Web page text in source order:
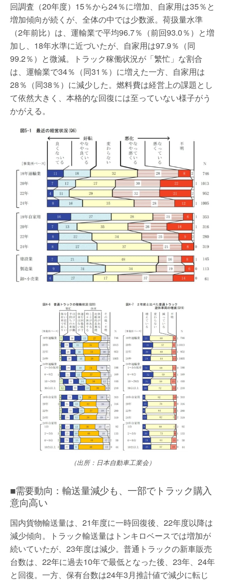
回調査（20年度）15％から24％に増加、自家用は35％と
増加傾向が続くが、全体の中では少数派。荷扱量水準
（2年前比）は、運輸業で平均96.7％（前回93.0％）と増
加し、18年水準に近づいたが、自家用は97.9％（同
99.2％）と微減。トラック稼働状況が「繁忙」な割合
は、運輸業で34％（同31％）に増えた一方、自家用は
28％（同38％）に減少した。燃料費は経営上の課題とし
て依然大きく、本格的な回復には至っていない様子がう
かがえる。
（出所：日本自動車工業会）
■需要動向：輸送量減少も、一部でトラック購入
意向高い
国内貨物輸送量は、21年度に一時回復後、22年度以降は
減少傾向。トラック輸送量はトンキロベースでは増加が
続いていたが、23年度は減少。普通トラックの新車販売
台数は、22年に過去10年で最低となった後、23年、24年
と回復。一方、保有台数は24年3月推計値で減少に転じ